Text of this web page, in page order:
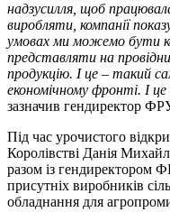
надзусилля, щоб
виробляти, компанії
умовах ми можемо бути
представляти на
продукцію. І це – такий
економічному фронті. І
зазначив гендиректор
Під час урочистого
Королівстві Данія
разом із гендиректором
присутніх виробників
обладнання для